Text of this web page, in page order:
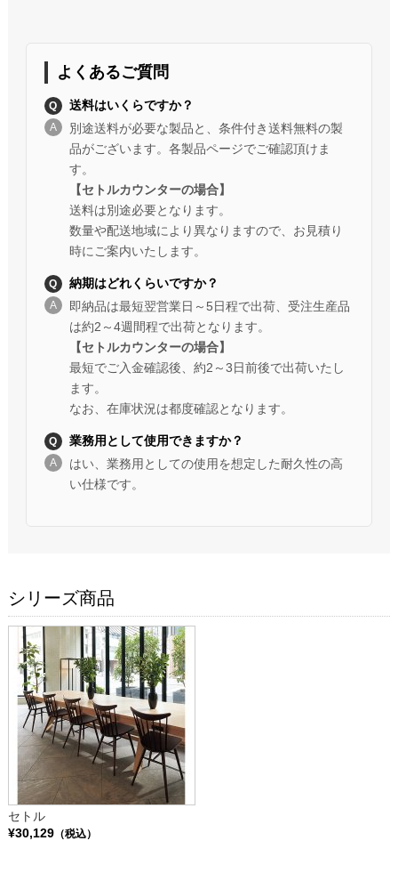
よくあるご質問
送料はいくらですか？
別途送料が必要な製品と、条件付き送料無料の製
品がございます。各製品ページでご確認頂けま
す。
【セトルカウンターの場合】
送料は別途必要となります。
数量や配送地域により異なりますので、お見積り
時にご案内いたします。
納期はどれくらいですか？
即納品は最短翌営業日～5日程で出荷、受注生産品
は約2～4週間程で出荷となります。
【セトルカウンターの場合】
最短でご入金確認後、約2～3日前後で出荷いたし
ます。
なお、在庫状況は都度確認となります。
業務用として使用できますか？
はい、業務用としての使用を想定した耐久性の高
い仕様です。
シリーズ商品
セトル
¥30,129（税込）